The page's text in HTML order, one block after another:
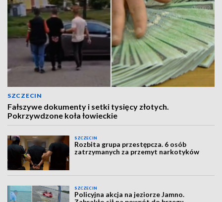
SZCZECIN
Fałszywe dokumenty i setki tysięcy złotych.
Pokrzywdzone koła łowieckie
SZCZECIN
Rozbita grupa przestępcza. 6 osób
zatrzymanych za przemyt narkotyków
SZCZECIN
Policyjna akcja na jeziorze Jamno.